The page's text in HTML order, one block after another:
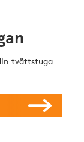
tvättstuga